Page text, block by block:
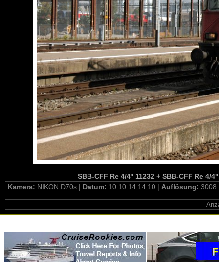
SBB-CFF Re 4/4'' 11232 + SBB-CFF Re 4/
Kamera: NIKON D70s | Datum: 10.10.14 14:10 | Auflösung: 3008